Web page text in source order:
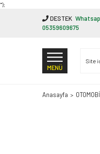
"');
DESTEK
05359609675
MENÜ
Anasayfa